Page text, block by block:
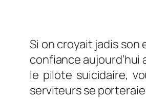
Si on croyait jadis
confiance aujourd’hui
le pilote suicidaire,
serviteurs se